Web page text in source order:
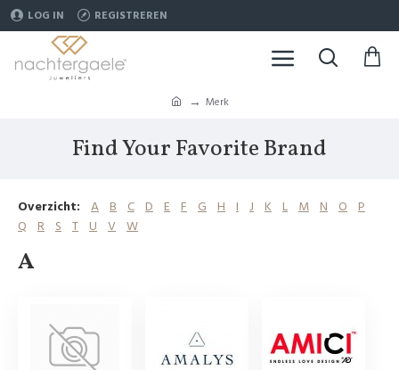
LOG IN REGISTREREN
Merk
Find Your Favorite Brand
Overzicht: A B C D E F G H I J K L M N O P
Q
R S T U V W
A